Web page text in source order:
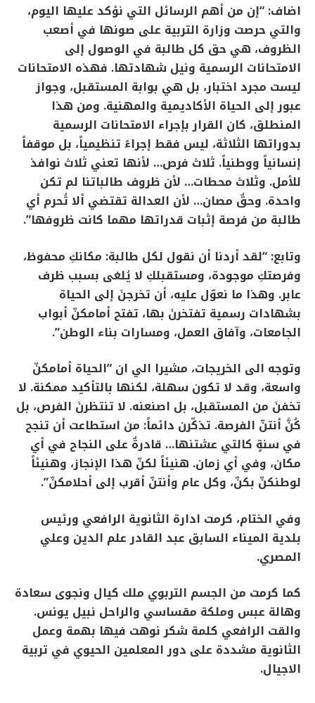
اضاف: “إن من أهم الرسائل التي نؤكد عليها اليوم،
والتي حرصت وزارة التربية على صونها في أصعب
الظروف، هي حق كل طالبة في الوصول إلى
الامتحانات الرسمية ونيل شهادتها. فهذه الامتحانات
ليست مجرد اختبار، بل هي بوابة المستقبل، وجواز
عبور إلى الحياة الأكاديمية والمهنية. ومن هذا
المنطلق، كان القرار بإجراء الامتحانات الرسمية
بدوراتها الثلاثة، ليس فقط إجراءً تنظيمياً، بل موقفاً
إنسانياً ووطنياً. ثلاث فرص… لأنها تعني ثلاث نوافذ
للأمل. وثلاث محطات… لأن ظروف طالباتنا لم تكن
واحدة. وحقٌ مصان… لأن العدالة تقتضي ألا تُحرم أي
طالبة من فرصة إثبات قدراتها مهما كانت ظروفها”.
وتابع: “لقد أردنا أن نقول لكل طالبة: مكانكِ محفوظ،
وفرصتكِ موجودة، ومستقبلكِ لا يُلغى بسبب ظرف
عابر. وهذا ما نعوّل عليه، أن تخرجنَ إلى الحياة
بشهادات رسمية تفتخرنَ بها، تفتح أمامكنّ أبواب
الجامعات، وآفاق العمل، ومسارات بناء الوطن”.
وتوجه الى الخريجات، مشيرا الي ان “الحياة أمامكنّ
واسعة، وقد لا تكون سهلة، لكنها بالتأكيد ممكنة. لا
تخفنَ من المستقبل، بل اصنعنه. لا تنتظرنَ الفرص، بل
كُنَّ أنتنّ الفرصة. تذكّرن دائماً: من استطاعت أن تنجح
في سنةٍ كالتي عشتنها… قادرةٌ على النجاح في أي
مكان، وفي أي زمان. هنيئاً لكنّ هذا الإنجاز، وهنيئاً
لوطنكنّ بكنّ، وكل عام وأنتنّ أقرب إلى أحلامكنّ”.
وفي الختام، كرمت ادارة الثانوية الرافعي ورئيس
بلدية الميناء السابق عبد القادر علم الدين وعلي
المصري.
كما كرمت من الجسم التربوي ملك كيال ونجوى سعادة
وهالة عبس وملكة مقساسي والراحل نبيل يونس.
والقت الرافعي كلمة شكر نوهت فيها بهمة وعمل
الثانوية مشددة على دور المعلمين الحيوي في تربية
الاجيال.